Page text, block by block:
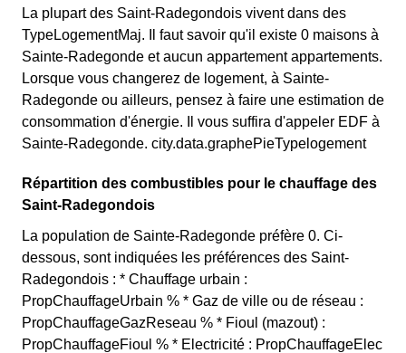
La plupart des Saint-Radegondois vivent dans des
TypeLogementMaj. Il faut savoir qu'il existe 0 maisons à
Sainte-Radegonde et aucun appartement appartements.
Lorsque vous changerez de logement, à Sainte-
Radegonde ou ailleurs, pensez à faire une estimation de
consommation d'énergie. Il vous suffira d'appeler EDF à
Sainte-Radegonde. city.data.graphePieTypelogement
Répartition des combustibles pour le chauffage des
Saint-Radegondois
La population de Sainte-Radegonde préfère 0. Ci-
dessous, sont indiquées les préférences des Saint-
Radegondois : * Chauffage urbain :
PropChauffageUrbain % * Gaz de ville ou de réseau :
PropChauffageGazReseau % * Fioul (mazout) :
PropChauffageFioul % * Electricité : PropChauffageElec